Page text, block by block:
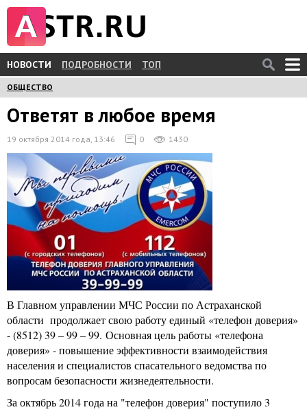
НОВОСТИ ПОДРОБНОСТИ ТОП
ОБЩЕСТВО
Ответят в любое время
19 октября 2014 года, 13:46 0 1430
В Главном управлении МЧС России по Астраханской
области продолжает свою работу единый «телефон доверия»
- (8512) 39 – 99 – 99. Основная цель работы «телефона
доверия» - повышение эффективности взаимодействия
населения и специалистов спасательного ведомства по
вопросам безопасности жизнедеятельности.
За октябрь 2014 года на "телефон доверия" поступило 3